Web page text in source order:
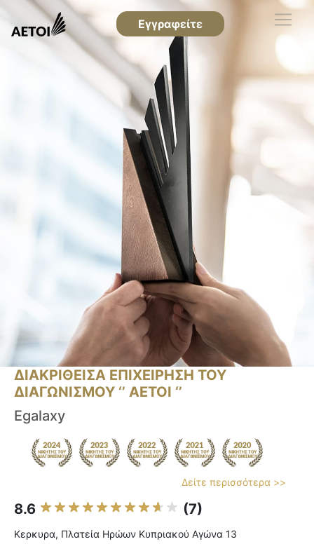
Εγγραφείτε
ΔΙΑΚΡΙΘΕΙΣΑ ΕΠΙΧΕΙΡΗΣΗ ΤΟΥ
ΔΙΑΓΩΝΙΣΜΟΥ ‘’ ΑΕΤΟΙ ‘’
Egalaxy
Δείτε περισσότερα >>
8.6 (7)
Κερκυρα, Πλατεία Ηρώων Κυπριακού Αγώνα 13